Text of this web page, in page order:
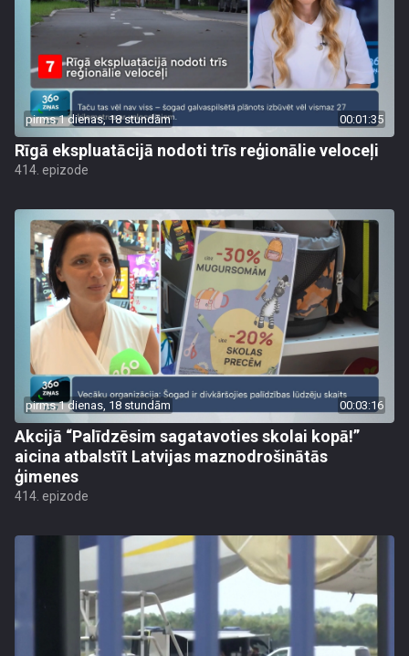
pirms 1 dienas, 18 stundām 00:01:35
Rīgā ekspluatācijā nodoti trīs reģionālie veloceļi
414. epizode
pirms 1 dienas, 18 stundām 00:03:16
Akcijā “Palīdzēsim sagatavoties skolai kopā!”
aicina atbalstīt Latvijas maznodrošinātās
ģimenes
414. epizode